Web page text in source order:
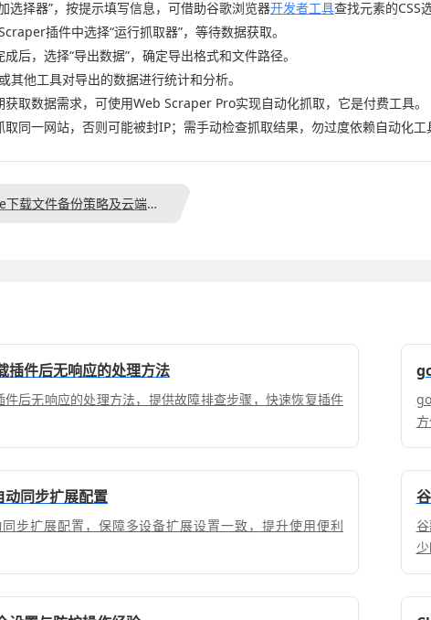
选择器”，按提示填写信息，可借助谷歌浏览器开发者工具查找元素的CSS
插件中选择“运行抓取器”，等待数据获取。
后，选择“导出数据”，确定导出格式和文件路径。
其他工具对导出的数据进行统计和分析。
取数据需求，可使用Web Scraper Pro实现自动化抓取，它是付费工具。
同一网站，否则可能被封IP；需手动检查抓取结果，勿过度依赖自动化
Chrome下载文件备份策略及云端同步配置教程
插件后无响应的处理方法
后无响应的处理方法，提供故障排查步骤，快速恢复插件
同步扩展配置
步扩展配置，保障多设备扩展设置一致，提升使用便利